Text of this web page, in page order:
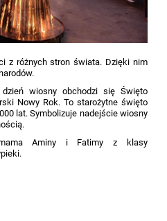
z różnych stron świata. Dzięki nim
wiosny obchodzi się Święto
Nowy Rok. To starożytne święto
lat. Symbolizuje nadejście wiosny
Aminy i Fatimy z klasy